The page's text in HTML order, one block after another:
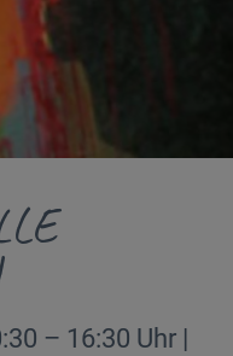
– 16:30 Uhr |